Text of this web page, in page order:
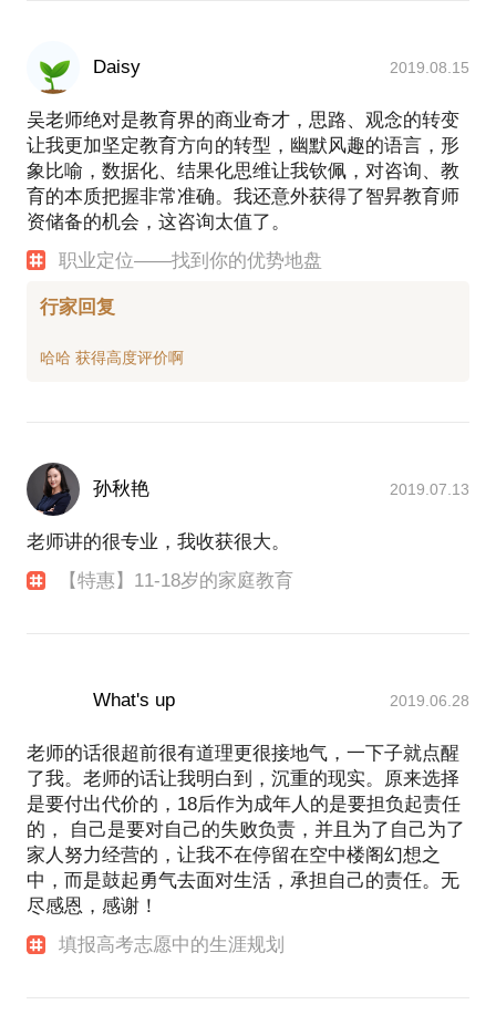
Daisy 2019.08.15
吴老师绝对是教育界的商业奇才，思路、观念的转变
让我更加坚定教育方向的转型，幽默风趣的语言，形
象比喻，数据化、结果化思维让我钦佩，对咨询、教
育的本质把握非常准确。我还意外获得了智昇教育师
资储备的机会，这咨询太值了。
职业定位——找到你的优势地盘
行家回复
孙秋艳 2019.07.13
老师讲的很专业，我收获很大。
【特惠】11-18岁的家庭教育
What's up 2019.06.28
老师的话很超前很有道理更很接地气，一下子就点醒
了我。老师的话让我明白到，沉重的现实。原来选择
是要付出代价的，18后作为成年人的是要担负起责任
的， 自己是要对自己的失败负责，并且为了自己为了
家人努力经营的，让我不在停留在空中楼阁幻想之
中，而是鼓起勇气去面对生活，承担自己的责任。无
尽感恩，感谢！
填报高考志愿中的生涯规划